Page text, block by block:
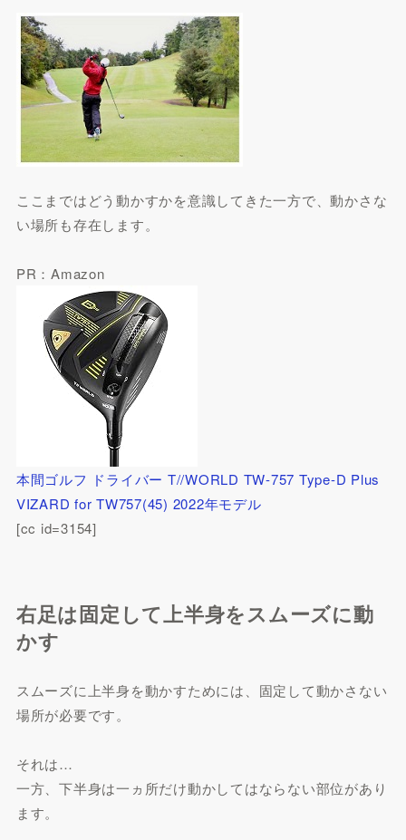
ここまではどう動かすかを意識してきた一方で、動かさな
い場所も存在します。
PR：Amazon
本間ゴルフ ドライバー T//WORLD TW-757 Type-D Plus
VIZARD for TW757(45) 2022年モデル
[cc id=3154]
右足は固定して上半身をスムーズに動
かす
スムーズに上半身を動かすためには、固定して動かさない
場所が必要です。
それは…
一方、下半身は一ヵ所だけ動かしてはならない部位があり
ます。